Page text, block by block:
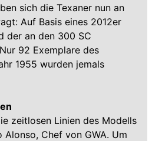
sich die Texaner nun an
Auf Basis eines 2012er
der an den 300 SC
92 Exemplare des
1955 wurden jemals
zeitlosen Linien des Modells
Chef von GWA. Um